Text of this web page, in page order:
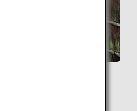
造建築。